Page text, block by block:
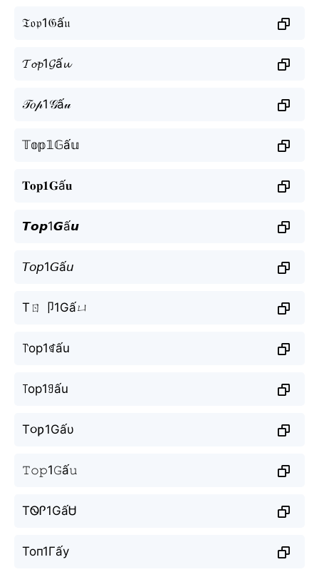
𝔗𝔬𝔭1𝔊ấ𝔲
𝓣𝓸𝓹1𝓖ấ𝓾
𝒯𝑜𝓅1𝒢ấ𝓊
𝕋𝕠𝕡𝟙𝔾ấ𝕦
𝐓𝐨𝐩𝟏𝐆ấ𝐮
𝙏𝙤𝙥1𝙂ấ𝙪
𝘛𝘰𝘱1𝘎ấ𝘶
Tㄖ卩1Gấㄩ
꓅op1ꁍấu
꓄op1ꍌấu
T૦ƿ1Gấυ
𝚃𝚘𝚙1𝙶ấ𝚞
TᏫᎵ1GấᏌ
Топ1Гấу